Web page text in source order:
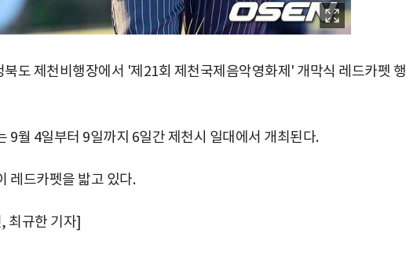
북도 제천비행장에서 '제21회 제천국제음악영화제' 개막식 레드카펫 행
9월 4일부터 9일까지 6일간 제천시 일대에서 개최된다.
레드카펫을 밟고 있다.
최규한 기자]